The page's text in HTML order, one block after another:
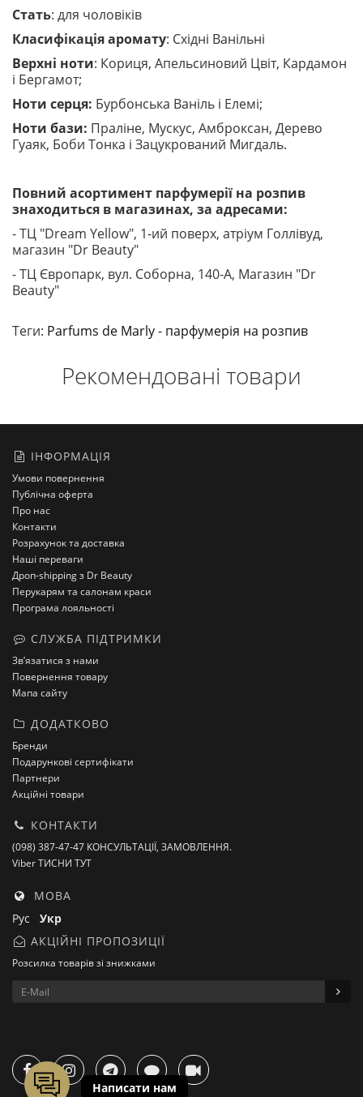
Стать: для чоловіків
Класифікація аромату: Східні Ванільні
Верхні ноти: Кориця, Апельсиновий Цвіт, Кардамон
і Бергамот;
Ноти серця: Бурбонська Ваніль і Елемі;
Ноти бази: Праліне, Мускус, Амброксан, Дерево
Гуаяк, Боби Тонка і Зацукрований Мигдаль.
Повний асортимент парфумерії на розпив
знаходиться в магазинах, за адресами:
- ТЦ "Dream Yellow", 1-ий поверх, атріум Голлівуд,
магазин "Dr Beauty"
- ТЦ Європарк, вул. Соборна, 140-A, Магазин "Dr
Beauty"
Теги: Parfums de Marly - парфумерія на розпив
Рекомендовані товари
ІНФОРМАЦІЯ
Умови повернення
Публічна оферта
Про нас
Контакти
Розрахунок та доставка
Наші переваги
Дроп-shipping з Dr Beauty
Перукарям та салонам краси
Програма лояльності
СЛУЖБА ПІДТРИМКИ
Зв’язатися з нами
Повернення товару
Мапа сайту
ДОДАТКОВО
Бренди
Подарункові сертифікати
Партнери
Акційні товари
КОНТАКТИ
(098) 387-47-47 КОНСУЛЬТАЦІЇ, ЗАМОВЛЕННЯ.
Viber ТИСНИ ТУТ
МОВА
Рус Укр
АКЦІЙНІ ПРОПОЗИЦІЇ
Розсилка товарів зі знижками